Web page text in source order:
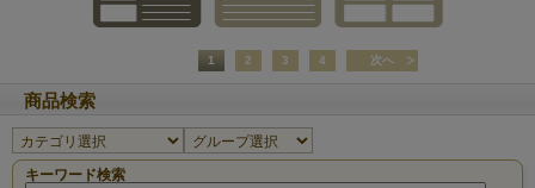
1 2 3 4 次へ
商品検索
キーワード検索